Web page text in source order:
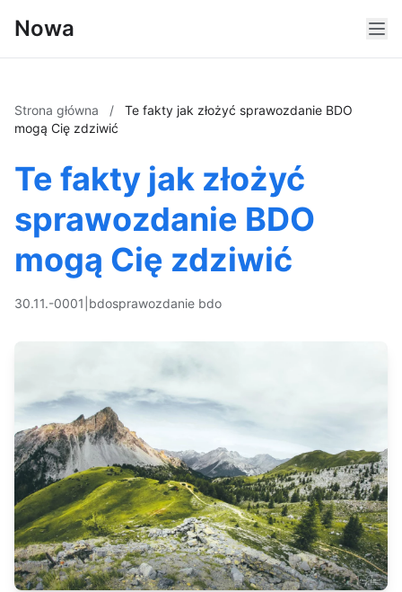
Nowa
Strona główna /
Te fakty jak złożyć sprawozdanie BDO
mogą Cię zdziwić
Te fakty jak złożyć
sprawozdanie BDO
mogą Cię zdziwić
30.11.-0001 bdosprawozdanie bdo